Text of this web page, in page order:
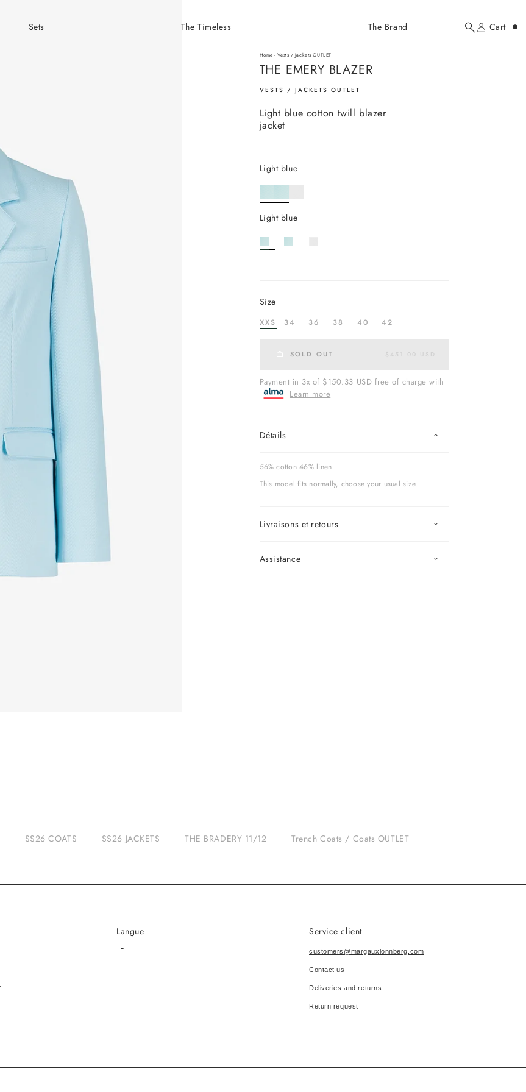
Sets The Timeless The Brand
Search
Account
Cart
Home -Vests / Jackets OUTLET
THE EMERY BLAZER
VESTS / JACKETS OUTLET
Light blue cotton twill blazer
jacket
light blue
light blue
size
XXS 34 36 38 40 42
SOLD OUT
Payment in 3x of $150.33 USD free of charge with
Learn more
Détails
56% cotton 46% linen
This model fits normally, choose your usual size.
Livraisons et retours
Assistance
SS26 COATS SS26 JACKETS THE BRADERY 11/12
Trench Coats / Coats OUTLET
Langue
Language
Service client
customers@margauxlonnberg.com
Contact us
Deliveries and returns
Return request
THE EMERY BLAZER
$136.00 USD